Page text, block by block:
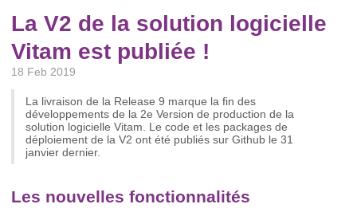
La V2 de la solution logicielle
Vitam est publiée !
18 Feb 2019
La livraison de la Release 9 marque la fin des
développements de la 2e Version de production de la
solution logicielle Vitam. Le code et les packages de
déploiement de la V2 ont été publiés sur Github le 31
janvier dernier.
Les nouvelles fonctionnalités